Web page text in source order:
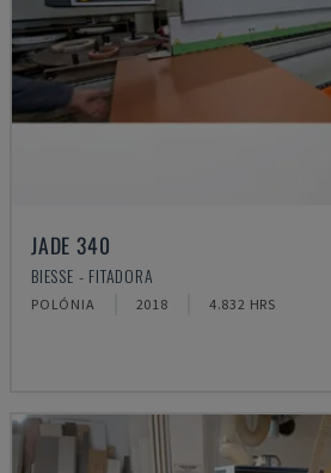
JADE 340
BIESSE - FITADORA
POLÓNIA 2018 4.832 HRS